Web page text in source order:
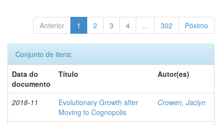
Anterior 1 2 3 4 ... 302 Póximo
Conjunto de itens:
Data do
documento
Título Autor(es)
2018-11
Evolutionary Growth after
Moving to Cognopolis
Crowen, Jaclyn